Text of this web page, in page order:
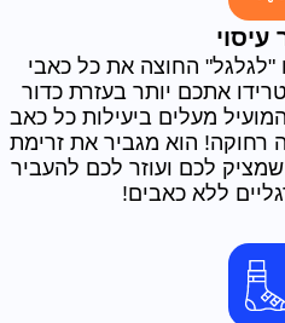
עיסוי
"לגלגל" החוצה את כל כאבי
אתכם יותר בעזרת כדור
מעלים ביעילות כל כאב
רחוקה! הוא מגביר את זרימת
לכם ועוזר לכם להעביר
ללא כאבים!